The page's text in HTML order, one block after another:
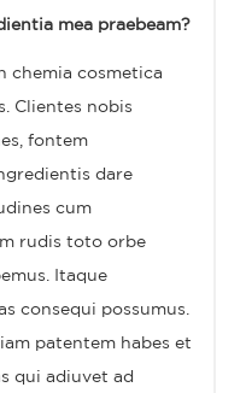
mea praebeam?
chemia cosmetica
Clientes nobis
fontem
dare
cum
rudis toto orbe
Itaque
consequi possumus.
patentem habes et
qui adiuvet ad